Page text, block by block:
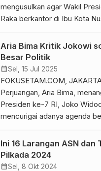
mengusulkan agar Wakil
Raka berkantor di Ibu Kota
Aria Bima Kritik Jokowi
Besar Politik
calendar_monthSel, 15 Jul 2025
FOKUSETAM.COM,
Perjuangan, Aria Bima,
Presiden ke-7 RI, Joko
mencurigai adanya agenda
Rakabuming Raka.
Ini 16 Larangan ASN dan
Pilkada 2024
calendar_monthSel, 8 Okt 2024